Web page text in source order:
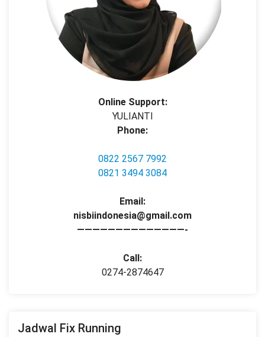
Online Support:
YULIANTI
Phone:
0822 2567 7992
0821 3494 3084
Email:
nisbiindonesia@gmail.com
——————————————-
Call:
0274-2874647
Jadwal Fix Running